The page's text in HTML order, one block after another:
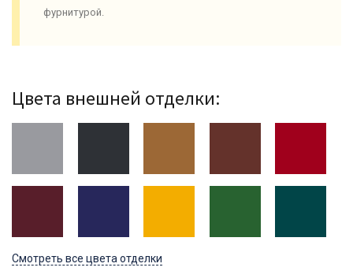
фурнитурой.
Цвета внешней отделки:
Смотреть все цвета отделки